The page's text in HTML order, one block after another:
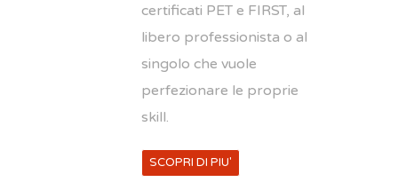
certificati PET e FIRST, al
libero professionista o al
singolo che vuole
perfezionare le proprie
skill.
SCOPRI DI PIU'